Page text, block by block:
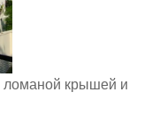
крышей и